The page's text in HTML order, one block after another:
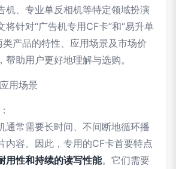
机、专业单反相机等特定领域扮演
将针对“广告机专用CF卡”和“易升单
类产品的特性、应用场景及市场价
帮助用户更好地理解与选购。
用场景
：
通常需要长时间、不间断地循环播
内容。因此，专用的CF卡首要特点
用性和持续的读写性能。它们需要